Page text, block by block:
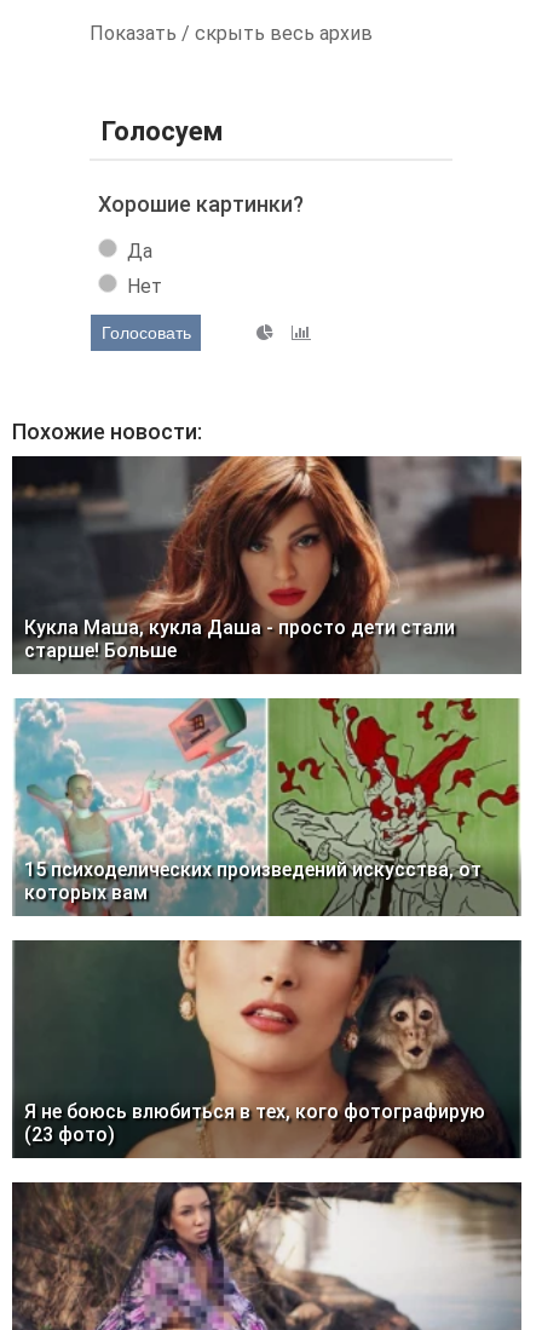
Показать / скрыть весь архив
Голосуем
Хорошие картинки?
Да
Нет
Голосовать
Похожие новости:
Кукла Маша, кукла Даша - просто дети стали
старше! Больше
15 психоделических произведений искусства, от
которых вам
Я не боюсь влюбиться в тех, кого фотографирую
(23 фото)